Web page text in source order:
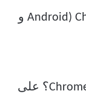
كيف تفتح علامات تبويب مغلقة في Chrome؟ على